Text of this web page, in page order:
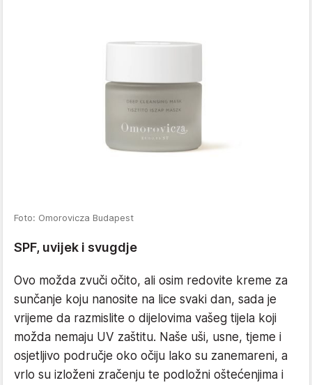
Foto: Omorovicza Budapest
SPF, uvijek i svugdje
Ovo možda zvuči očito, ali osim redovite kreme za
sunčanje koju nanosite na lice svaki dan, sada je
vrijeme da razmislite o dijelovima vašeg tijela koji
možda nemaju UV zaštitu. Naše uši, usne, tjeme i
osjetljivo područje oko očiju lako su zanemareni, a
vrlo su izloženi zračenju te podložni oštećenjima i